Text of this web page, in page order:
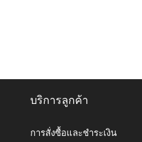
บริการลูกค้า
การสั่งซื้อและชำระเงิน